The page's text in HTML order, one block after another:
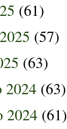
(61)
(57)
(63)
2024 (63)
2024 (61)